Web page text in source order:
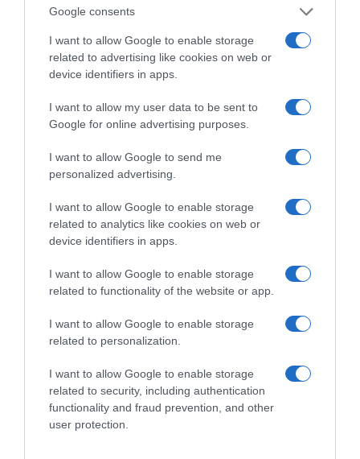
Google consents
I want to allow Google to enable storage
related to advertising like cookies on web or
device identifiers in apps.
I want to allow my user data to be sent to
Google for online advertising purposes.
I want to allow Google to send me
personalized advertising.
I want to allow Google to enable storage
related to analytics like cookies on web or
device identifiers in apps.
I want to allow Google to enable storage
related to functionality of the website or app.
I want to allow Google to enable storage
related to personalization.
I want to allow Google to enable storage
related to security, including authentication
functionality and fraud prevention, and other
user protection.
ΔΙΑΒΑΣΤΕ ΚΑΙ ΤΑ ΠΑΡΑΚΑΤΩ
Το σχέδιο του Ισραήλ για τους Κούρδους
Αντίστροφη μέτρηση για το Μπέρμιγχαμ 2026:
Ιστορική ελληνική παρουσία στο Ευρωπαϊκό Στίβου
Προβληματίζει το κύμα φυγής των συνταξιούχων
Ο καιρός των επομένων ημερών: Κανονικός
Αύγουστος με δυνατούς βοριάδες και σταδιακή
άνοδο της θερμοκρασίας
ΤΟ ΠΑΡΟΝ: Ρυθμιστής ο Αντώνης Σαμαράς – Απειλή
για ΝΔ
Ορθόδοξοι υπάρχουν και στα Βαλκάνια, κύριοι του
ΥΠΕΞ!
ΤΟ ΒΙΒΛΙΟ ΣΤΟ “Π”